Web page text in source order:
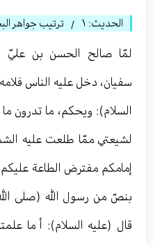
الحديث: ١ / ترتيب جواهر
لمّا صالح الحسن بن عليّ
سفيان، دخل عليه الناس
السلام): ويحكم، ما تدرون
لشيعتي ممّا طلعت عليه
إمامكم مفترض الطاعة
بنصّ من رسول الله (صلى
قال (عليه السلام): أ ما